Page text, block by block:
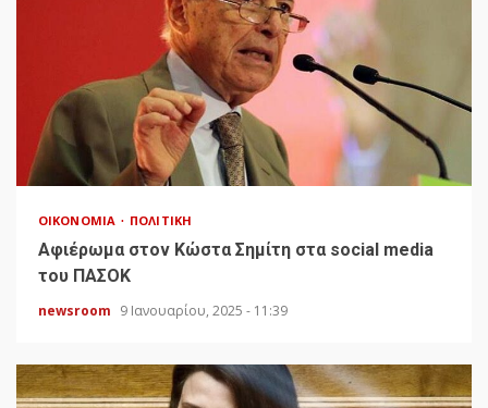
ΟΙΚΟΝΟΜΊΑ ΠΟΛΙΤΙΚΉ
Αφιέρωμα στον Κώστα Σημίτη στα social media
του ΠΑΣΟΚ
newsroom 9 Ιανουαρίου, 2025 - 11:39